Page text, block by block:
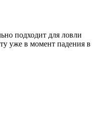
подходит для ловли
уже в момент падения в